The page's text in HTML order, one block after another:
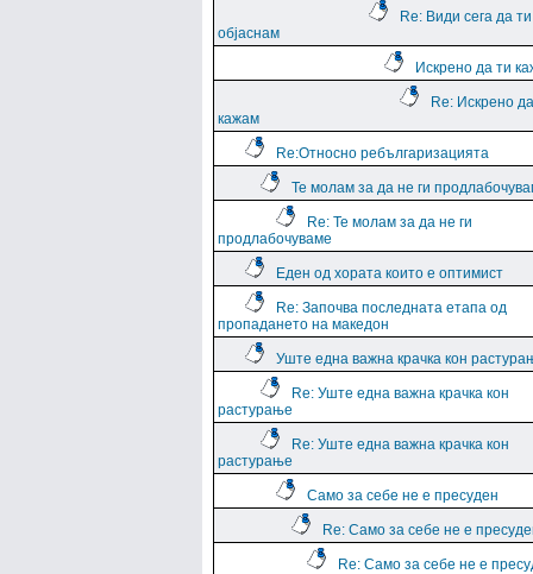
Re: Види сега да ти
објаснам
Искрено да ти
Re: Искрено
кажам
Re:Относно ребългаризацията
Те молам за да не ги
Re: Те молам за да не ги
продлабочуваме
Еден од хората които е оптимист
Re: Започва последната етапа од
пропадането на македон
Уште една важна крачка кон
Re: Уште една важна крачка кон
растурање
Re: Уште една важна крачка кон
растурање
Само за себе не е пресуден
Re: Само за себе не е
Re: Само за себе не е